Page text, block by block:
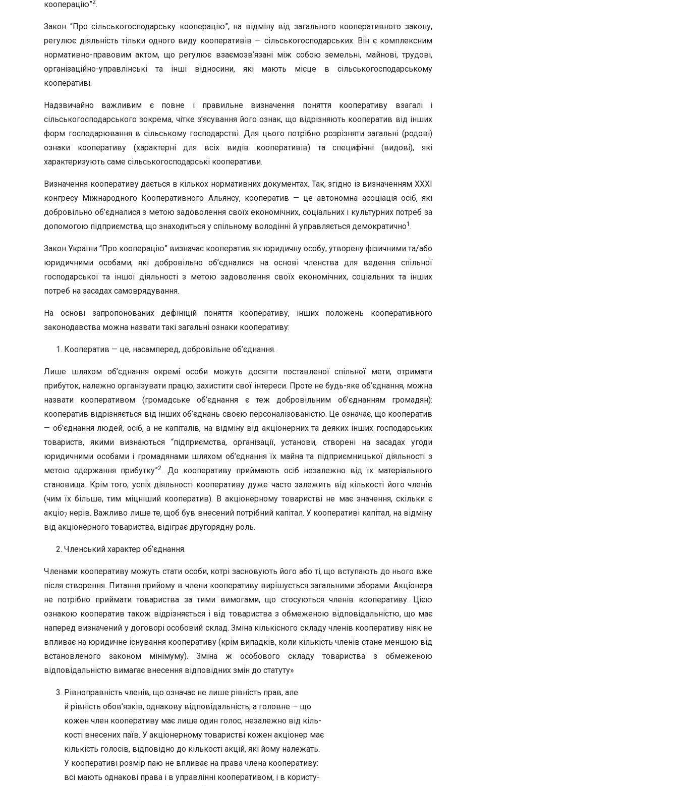
кооперацію”2.
Закон “Про сільськогосподарську кооперацію”, на відміну від загального кооперативного закону,
регулює діяльність тільки одно­го виду кооперативів — сільськогосподарських. Він є комплексним
нормативно-правовим актом, що регулює взаємозв’язані між со­бою земельні, майнові, трудові,
організаційно-управлінські та інші відносини, які мають місце в сільськогосподарському
кооперативі.
Надзвичайно важливим є повне і правильне визначення понят­тя кооперативу взагалі і
сільськогосподарського зокрема, чітке з’ясування його ознак, що відрізняють кооператив від інших
форм господарювання в сільському господарстві. Для цього потрібно розрізняти загальні (родові)
ознаки кооперативу (характерні для всіх видів кооперативів) та специфічні (видові), які
характеризують саме сільськогосподарські кооперативи.
Визначення кооперативу дається в кількох нормативних доку­ментах. Так, згідно із визначенням XXXI
конгресу Міжнародного Кооперативного Альянсу, кооператив — це автономна асоціація осіб, які
добровільно об’єдналися з метою задоволення своїх еко­номічних, соціальних і культурних потреб за
допомогою підпри­ємства, що знаходиться у спільному володінні й управляється де­мократично1 .
Закон України “Про кооперацію” визначає кооператив як юри­дичну особу, утворену фізичними та/або
юридичними особами, які добровільно об’єдналися на основі членства для ведення спільної
господарської та іншої діяльності з метою задоволення своїх еко­номічних, соціальних та інших
потреб на засадах самоврядування.
На основі запропонованих дефініцій поняття кооперативу, ін­ших положень кооперативного
законодавства можна назвати такі загальні ознаки кооперативу:
Кооператив — це, насамперед, добровільне об’єднання.
Лише шляхом об’єднання окремі особи можуть досягти постав­леної спільної мети, отримати
прибуток, належно організувати працю, захистити свої інтереси. Проте не будь-яке об’єднання, можна
назвати кооперативом (громадське об’єднання є теж добро­вільним об’єднанням громадян):
кооператив відрізняється від ін­ших об’єднань своєю персоналізованістю. Це означає, що коопера­тив
— об’єднання людей, осіб, а не капіталів, на відміну від акціо­нерних та деяких інших господарських
товариств, якими визнають­ся “підприємства, організації, установи, створені на засадах угоди
юридичними особами і громадянами шляхом об’єднання їх майна та підприємницької діяльності з
метою одержання прибутку”2. До кооперативу приймають осіб незалежно від їх матеріального
стано­вища. Крім того, успіх діяльності кооперативу дуже часто залежить від кількості його членів
(чим їх більше, тим міцніший коопера­тив). В акціонерному товаристві не має значення, скільки є
акціо7 нерів. Важливо лише те, щоб був внесений потрібний капітал. У кооперативі капітал, на відміну
від акціонерного товариства, відіг­рає другорядну роль.
Членський характер об’єднання.
Членами кооперативу можуть стати особи, котрі засновують йо­го або ті, що вступають до нього вже
після створення. Питання прийому в члени кооперативу вирішується загальними зборами. Акціонера
не потрібно приймати товариства за тими вимогами, що стосуються членів кооперативу. Цією
ознакою кооператив також відрізняється і від товариства з обмеженою відповідальністю, що має
наперед визначений у договорі особовий склад. Зміна кількіс­ного складу членів кооперативу ніяк не
впливає на юридичне існу­вання кооперативу (крім випадків, коли кількість членів стане мен­шою від
встановленого законом мінімуму). Зміна ж особового складу товариства з обмеженою
відповідальністю вимагає внесення відповідних змін до статуту»
Рівноправність членів, що означає не лише рівність прав, але
й рівність обов’язків, однакову відповідальність, а головне — що
кожен член кооперативу має лише один голос, незалежно від кіль-
кості внесених паїв. У акціонерному товаристві кожен акціонер має
кількість голосів, відповідно до кількості акцій, які йому належать.
У кооперативі розмір паю не впливає на права члена кооперативу:
всі мають однакові права і в управлінні кооперативом, і в користу-